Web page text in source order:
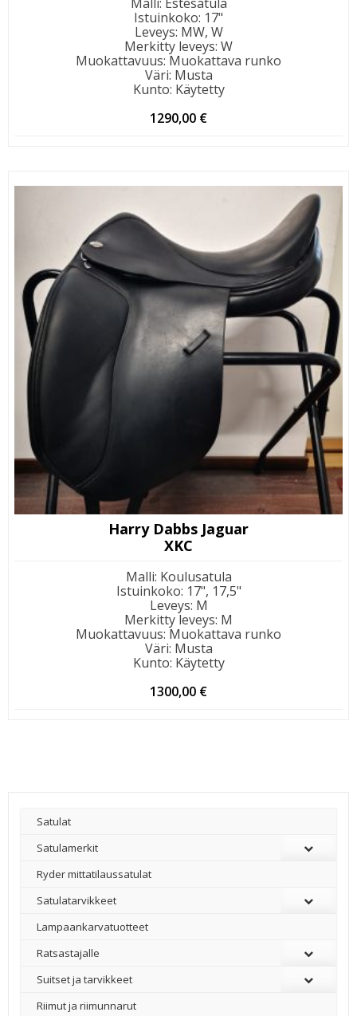
Istuinkoko: 17"
Leveys: MW, W
Merkitty leveys: W
Muokattavuus: Muokattava runko
Väri: Musta
Kunto: Käytetty
1290,00 €
Harry Dabbs Jaguar
XKC
Malli: Koulusatula
Istuinkoko: 17", 17,5"
Leveys: M
Merkitty leveys: M
Muokattavuus: Muokattava runko
Väri: Musta
Kunto: Käytetty
1300,00 €
Satulat
Satulamerkit
Ryder mittatilaussatulat
Satulatarvikkeet
–
Lampaankarvatuotteet
Ratsastajalle
Suitset ja tarvikkeet
Riimut ja riimunnarut